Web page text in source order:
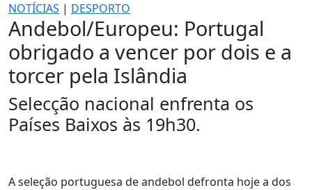
NOTÍCIAS | DESPORTO
Andebol/Europeu: Portugal
obrigado a vencer por dois e a
torcer pela Islândia
Selecção nacional enfrenta os
Países Baixos às 19h30.
A seleção portuguesa de andebol defronta hoje a dos